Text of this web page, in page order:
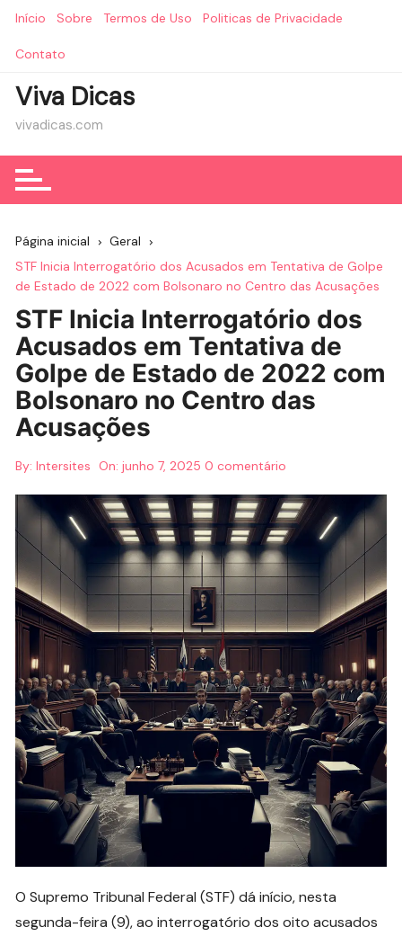
Início Sobre Termos de Uso Politicas de Privacidade
Contato
Viva Dicas
vivadicas.com
Página inicial
Geral
STF Inicia Interrogatório dos Acusados em Tentativa de Golpe
de Estado de 2022 com Bolsonaro no Centro das Acusações
STF Inicia Interrogatório dos
Acusados em Tentativa de
Golpe de Estado de 2022 com
Bolsonaro no Centro das
Acusações
By: Intersites On:junho 7, 2025 0 comentário
O Supremo Tribunal Federal (STF) dá início, nesta
segunda-feira (9), ao interrogatório dos oito acusados